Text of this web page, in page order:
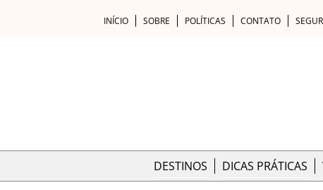
INÍCIO SOBRE POLÍTICAS CONTATO
DESTINOS DICAS PRÁTICAS